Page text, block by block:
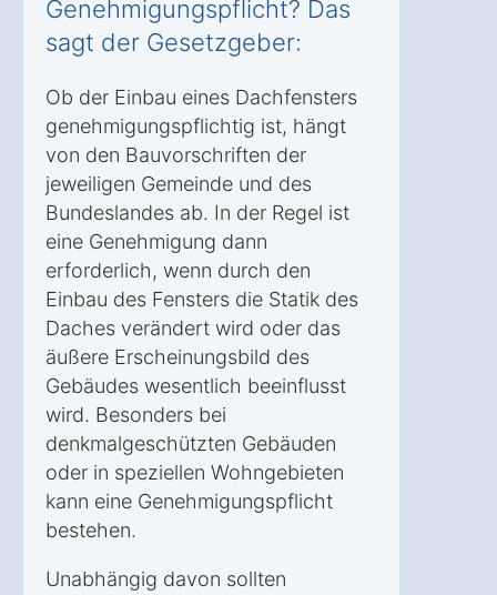
Genehmigungspflicht? Das
sagt der Gesetzgeber:
Ob der Einbau eines Dachfensters
genehmigungspflichtig ist, hängt
von den Bauvorschriften der
jeweiligen Gemeinde und des
Bundeslandes ab. In der Regel ist
eine Genehmigung dann
erforderlich, wenn durch den
Einbau des Fensters die Statik des
Daches verändert wird oder das
äußere Erscheinungsbild des
Gebäudes wesentlich beeinflusst
wird. Besonders bei
denkmalgeschützten Gebäuden
oder in speziellen Wohngebieten
kann eine Genehmigungspflicht
bestehen.
Unabhängig davon sollten